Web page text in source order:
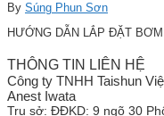
By Súng Phun Sơn
HƯỚNG DẪN LẮP ĐẶT
THÔNG TIN LIÊN HỆ
Công ty TNHH Taishun
Anest Iwata
Trụ sở: ĐĐKD: 9 ngõ 30